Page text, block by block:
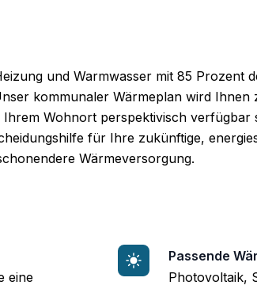
und Warmwasser mit 85 Prozent
kommunaler Wärmeplan wird Ihnen
Wohnort perspektivisch verfügbar
für Ihre zukünftige,
Wärmeversorgung.
eine
Passende
Photovoltaik,